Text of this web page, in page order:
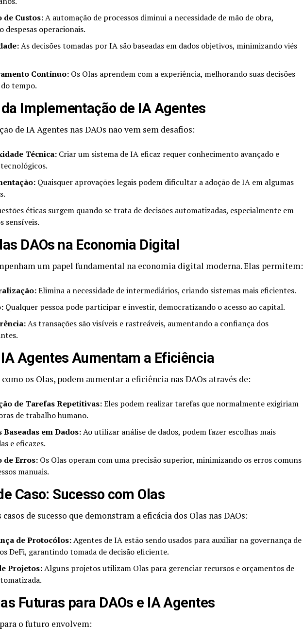
de Custos:A automação de processos diminui a necessidade de mão de obra,
despesas operacionais.
As decisões tomadas por IA são baseadas em dados objetivos, minimizando viés
Contínuo: Os Olas aprendem com a experiência, melhorando suas decisões
tempo.
Implementação de IA Agentes
de IA Agentes nas DAOs não vem sem desafios:
Técnica: Criar um sistema de IA eficaz requer conhecimento avançado e
Quaisquer aprovações legais podem dificultar a adoção de IA em algumas
éticas surgem quando se trata de decisões automatizadas, especialmente em
sensíveis.
DAOs na Economia Digital
um papel fundamental na economia digital moderna. Elas permitem:
Elimina a necessidade de intermediários, criando sistemas mais eficientes.
Qualquer pessoa pode participar e investir, democratizando o acesso ao capital.
As transações são visíveis e rastreáveis, aumentando a confiança dos
Agentes Aumentam a Eficiência
os Olas, podem aumentar a eficiência nas DAOs através de:
de Tarefas Repetitivas:Eles podem realizar tarefas que normalmente exigiriam
de trabalho humano.
Baseadas em Dados:Ao utilizar análise de dados, podem fazer escolhas mais
e eficazes.
de Erros: Os Olas operam com uma precisão superior, minimizando os erros comuns
manuais.
Caso: Sucesso com Olas
de sucesso que demonstram a eficácia dos Olas nas DAOs:
de Protocólos:Agentes de IA estão sendo usados para auxiliar na governança de
DeFi, garantindo tomada de decisão eficiente.
Projetos:Alguns projetos utilizam Olas para gerenciar recursos e orçamentos de
Futuras para DAOs e IA Agentes
o futuro envolvem: